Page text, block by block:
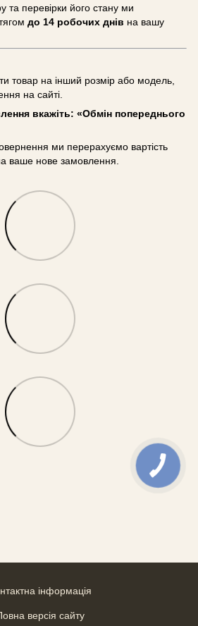
та перевірки його стану ми
до 14 робочих днів на вашу
товар на інший розмір або модель,
на сайті.
вкажіть: «Обмін попереднього
ми перерахуємо вартість
ваше нове замовлення.
інформація
версія сайту